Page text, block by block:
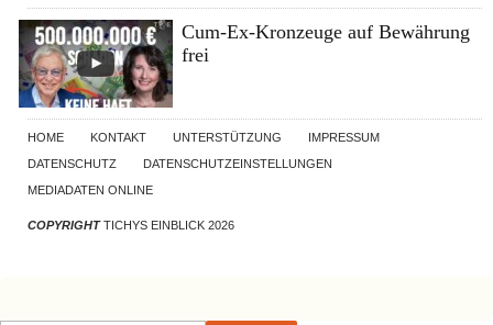
Cum-Ex-Kronzeuge auf Bewährung
frei
HOME KONTAKT UNTERSTÜTZUNG
IMPRESSUM
DATENSCHUTZ
DATENSCHUTZEINSTELLUNGEN
MEDIADATEN ONLINE
COPYRIGHTTICHYS EINBLICK 2026